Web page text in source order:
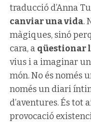
traducció d’Anna
canviar una vida.
màgiques, sinó
cara, a qüestionar
vius i a imaginar
món. No és només
només un diari
d’aventures. És tot
provocació